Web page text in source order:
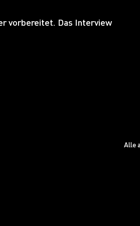
vorbereitet. Das Interview
Alle